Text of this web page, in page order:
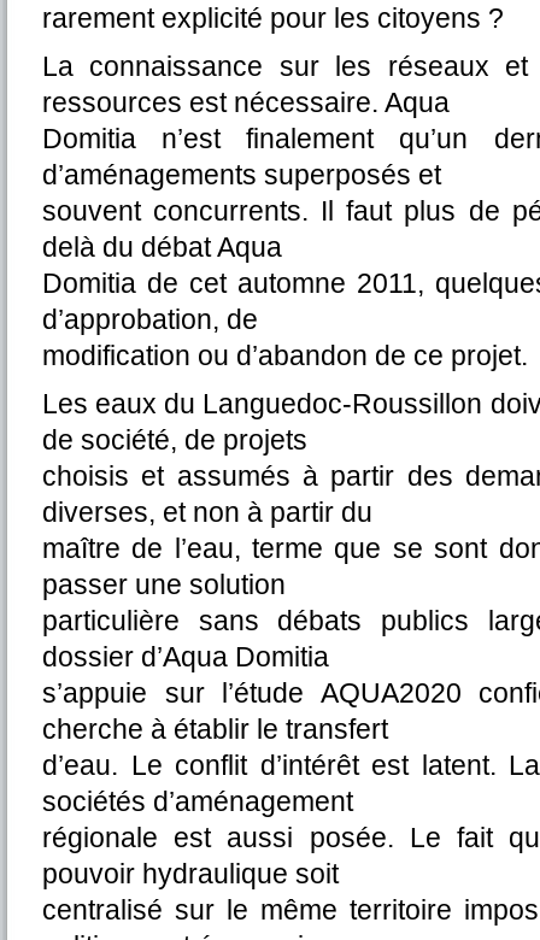
rarement explicité pour les citoyens ?
La connaissance sur les réseaux
ressources est nécessaire. Aqua
Domitia n’est finalement qu’un
d’aménagements superposés et
souvent concurrents. Il faut plus de
delà du débat Aqua
Domitia de cet automne 2011,
d’approbation, de
modification ou d’abandon de ce projet.
Les eaux du Languedoc-Roussillon
de société, de projets
choisis et assumés à partir des
diverses, et non à partir du
maître de l’eau, terme que se sont
passer une solution
particulière sans débats publics
dossier d’Aqua Domitia
s’appuie sur l’étude AQUA2020
cherche à établir le transfert
d’eau. Le conflit d’intérêt est latent.
sociétés d’aménagement
régionale est aussi posée. Le fait
pouvoir hydraulique soit
centralisé sur le même territoire